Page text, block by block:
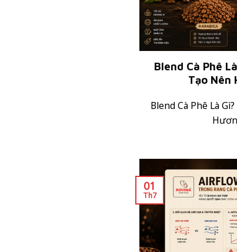
Blend Cà Phê
Tạo Nên
Blend Cà Phê Là
01
Th7